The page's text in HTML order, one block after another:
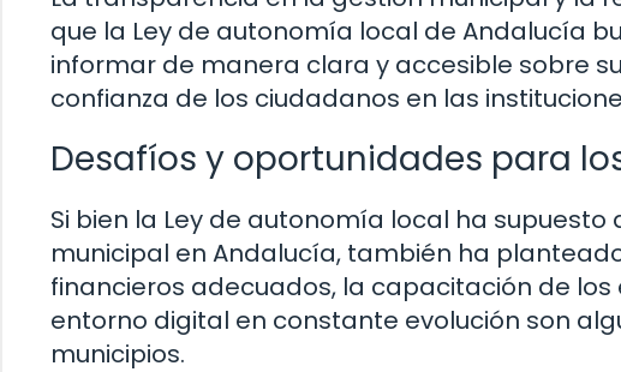
que la Ley de autonomía local de Andalucía
informar de manera clara y accesible sobre
confianza de los ciudadanos en las
Desafíos y oportunidades para
Si bien la Ley de autonomía local ha
municipal en Andalucía, también ha
financieros adecuados, la capacitación de
entorno digital en constante evolución son
municipios.